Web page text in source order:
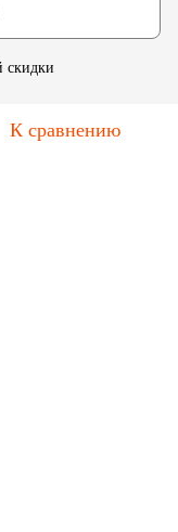
скидки
К сравнению